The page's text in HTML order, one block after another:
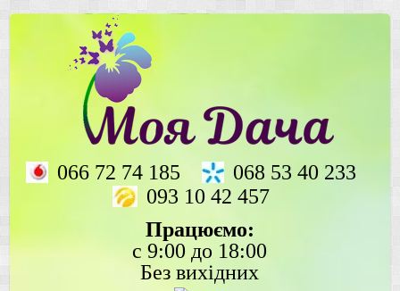
066 72 74 185
068 53 40 233
093 10 42 457
Працюємо:
с 9:00 до 18:00
Без вихідних